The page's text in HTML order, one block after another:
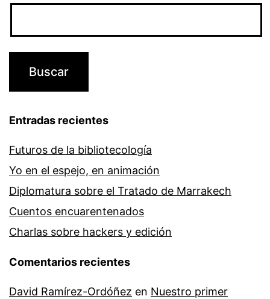
Entradas recientes
Futuros de la bibliotecología
Yo en el espejo, en animación
Diplomatura sobre el Tratado de Marrakech
Cuentos encuarentenados
Charlas sobre hackers y edición
Comentarios recientes
David Ramírez-Ordóñez en Nuestro primer